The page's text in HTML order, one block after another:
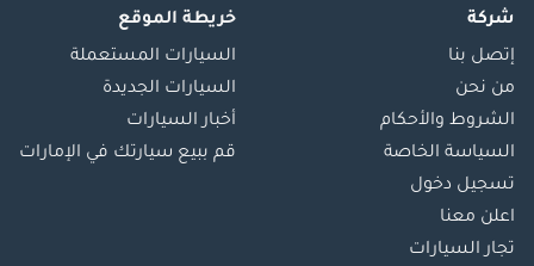
شركة
إتصل بنا
من نحن
الشروط والأحكام
السياسة الخاصة
تسجيل دخول
اعلن معنا
تجار السيارات
خريطة الموقع
السيارات المستعملة
السيارات الجديدة
أخبار السيارات
قم ببيع سيارتك في الإمارات